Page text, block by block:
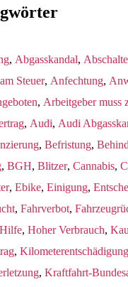
, Abgasskandal,
Steuer, Anfechtung,
, Arbeitgeber muss
, Audi, Audi
, Befristung,
, BGH, Blitzer, Cannabis,
, Ebike, Einigung,
, Fahrverbot,
Hilfe, Hoher Verbrauch,
, Kilometerentschädigung
, Kraftfahrt-